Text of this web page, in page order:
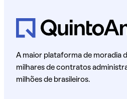
A maior plataforma de moradia
milhares de contratos
milhões de brasileiros.